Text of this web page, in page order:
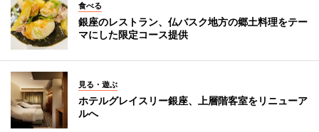
食べる
銀座のレストラン、仏バスク地方の郷土料理をテー
マにした限定コース提供
見る・遊ぶ
ホテルグレイスリー銀座、上層階客室をリニューア
ルへ